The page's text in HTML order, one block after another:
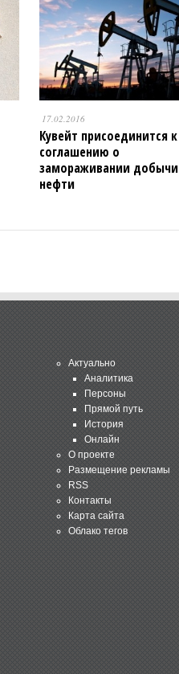
17.02.2016
Кувейт присоединится к
соглашению о
замораживании добычи
нефти
Актуально
Аналитика
Персоны
Прямой путь
История
Онлайн
О проекте
Размещение рекламы
RSS
Контакты
Карта сайта
Облако тегов